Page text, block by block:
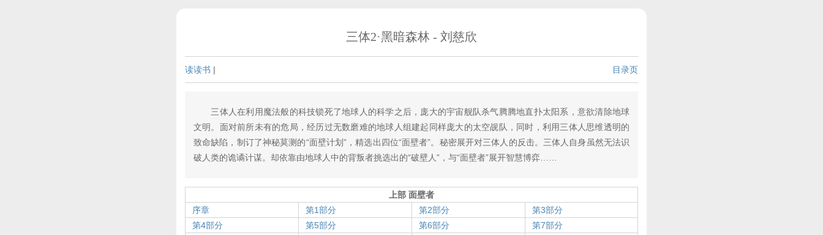
三体2·黑暗森林 - 刘慈欣
读读书 | 目录页
三体人在利用魔法般的科技锁死了地球人的科学之后，庞大的宇宙舰队杀气腾腾地直扑太阳系，意欲清除地球
文明。面对前所未有的危局，经历过无数磨难的地球人组建起同样庞大的太空觇队，同时，利用三体人思维透明的
致命缺陷，制订了神秘莫测的“面壁计划”，精选出四位“面壁者”。秘密展开对三体人的反击。三体人自身虽然无法识
破人类的诡谲计谋。却依靠由地球人中的背叛者挑选出的“破壁人”，与“面壁者”展开智慧博弈……
上部 面壁者
序章
第1部分 第2部分
第3部分
第4部分
第5部分 第6部分
第7部分